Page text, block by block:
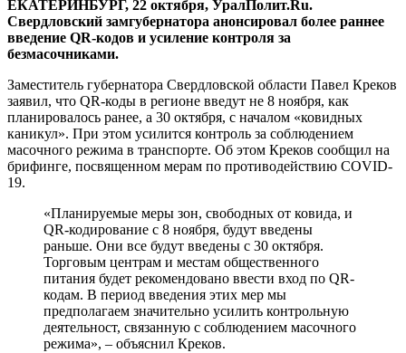
ЕКАТЕРИНБУРГ, 22 октября, УралПолит.Ru.
Свердловский замгубернатора анонсировал более раннее
введение QR-кодов и усиление контроля за
безмасочниками.
Заместитель губернатора Свердловской области Павел Креков
заявил, что QR-коды в регионе введут не 8 ноября, как
планировалось ранее, а 30 октября, с началом «ковидных
каникул». При этом усилится контроль за соблюдением
масочного режима в транспорте. Об этом Креков сообщил на
брифинге, посвященном мерам по противодействию COVID-
19.
«Планируемые меры зон, свободных от ковида, и
QR-кодирование с 8 ноября, будут введены
раньше. Они все будут введены с 30 октября.
Торговым центрам и местам общественного
питания будет рекомендовано ввести вход по QR-
кодам. В период введения этих мер мы
предполагаем значительно усилить контрольную
деятельност, связанную с соблюдением масочного
режима», – объяснил Креков.